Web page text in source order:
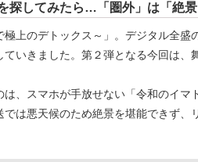
探してみたら…「圏外」は「絶景
上のデトックス～」。デジタル全盛
いきました。第２弾となる今回は、
、 スマホが手放せない「令和のイマ
は悪天候のため絶景を堪能できず